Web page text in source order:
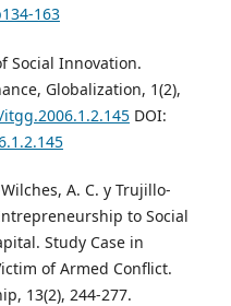
163
Social Innovation.
Globalization, 1(2),
DOI:
A. C. y Trujillo-
to Social
Study Case in
of Armed Conflict.
13(2), 244-277.